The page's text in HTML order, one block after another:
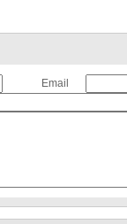
Email